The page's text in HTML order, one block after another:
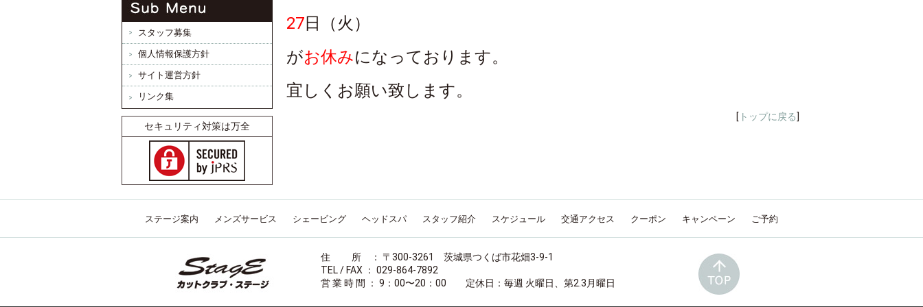
スタッフ募集
個人情報保護方針
サイト運営方針
リンク集
セキュリティ対策は万全
27日（火）
がお休みになっております。
宜しくお願い致します。
[ トップに戻る]
ステージ案内 メンズサービス シェービング ヘッドスパ スタッフ紹介 スケジュール 交通アクセス クーポン キャンペーン ご予約
住 所 ： 〒300-3261 茨城県つくば市花畑3-9-1
TEL / FAX ： 029-864-7892
営 業 時 間 ： 9：00〜20：00 定休日：毎週 火曜日、第2.3月曜日